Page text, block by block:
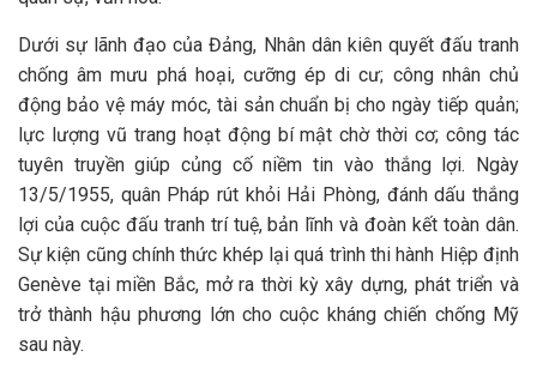
Dưới sự lãnh đạo của Đảng, Nhân dân kiên quyết đấu tranh
chống âm mưu phá hoại, cưỡng ép di cư; công nhân chủ
động bảo vệ máy móc, tài sản chuẩn bị cho ngày tiếp quản;
lực lượng vũ trang hoạt động bí mật chờ thời cơ; công tác
tuyên truyền giúp củng cố niềm tin vào thắng lợi. Ngày
13/5/1955, quân Pháp rút khỏi Hải Phòng, đánh dấu thắng
lợi của cuộc đấu tranh trí tuệ, bản lĩnh và đoàn kết toàn dân.
Sự kiện cũng chính thức khép lại quá trình thi hành Hiệp định
Genève tại miền Bắc, mở ra thời kỳ xây dựng, phát triển và
trở thành hậu phương lớn cho cuộc kháng chiến chống Mỹ
sau này.